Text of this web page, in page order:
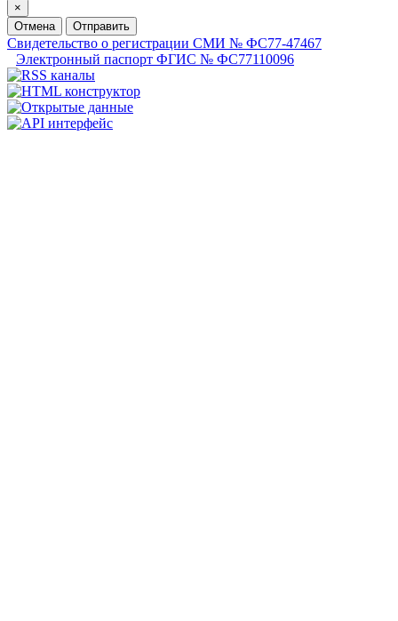
×
Отмена
Отправить
Свидетельство о регистрации СМИ № ФС77-47467
Электронный паспорт ФГИС № ФС77110096